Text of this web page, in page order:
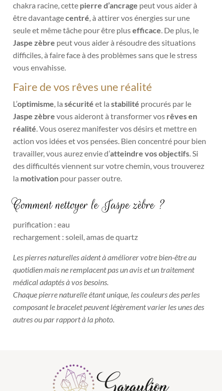
chakra racine, cette pierre d’ancrage peut vous aider à
être davantagecentré, à attirer vos énergies sur une
seule et même tâche pour être plusefficace. De plus, le
Jaspe zèbre peut vous aider à résoudre des situations
difficiles, à faire face à des problèmes sans que le stress
vous envahisse.
Faire de vos rêves une réalité
L’optimisme, lasécurité et lastabilité procurés par le
Jaspe zèbre vous aideront à transformer vos rêves en
réalité. Vous oserez manifester vos désirs et mettre en
action vos idées et vos pensées. Bien concentré pour bien
travailler, vous aurez envie d’atteindre vos objectifs. Si
des difficultés viennent sur votre chemin, vous trouverez
la motivation pour passer outre.
Comment nettoyer le Jaspe zèbre ?
purification : eau
rechargement : soleil, amas de quartz
Les pierres naturelles aident à améliorer votre bien-être au
quotidien mais ne remplacent pas un avis et un traitement
médical adaptés à vos besoins.
Chaque pierre naturelle étant unique, les couleurs des perles
composant le bracelet peuvent légèrement varier les unes des
autres ou par rapport à la photo.